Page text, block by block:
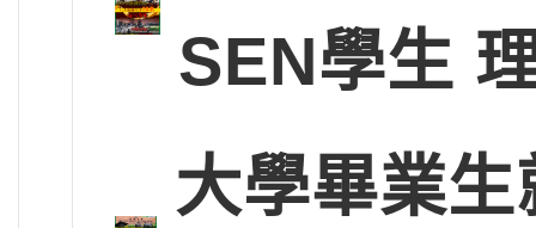
SEN學生
大學畢業